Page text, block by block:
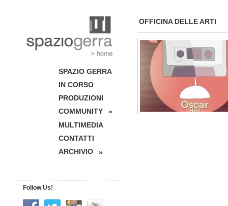
OFFICINA DELLE ARTI
SPAZIO GERRA
IN CORSO
PRODUZIONI
COMMUNITY
»
MULTIMEDIA
CONTATTI
ARCHIVIO
»
Follow Us!